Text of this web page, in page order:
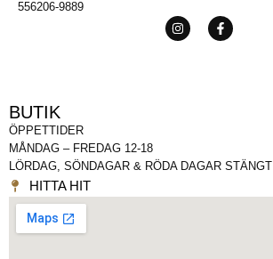
556206-9889
BUTIK
ÖPPETTIDER
MÅNDAG – FREDAG 12-18
LÖRDAG, SÖNDAGAR & RÖDA DAGAR STÄNGT
HITTA HIT